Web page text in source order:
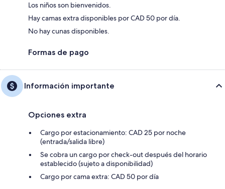
Los niños son bienvenidos.
Hay camas extra disponibles por CAD 50 por día.
No hay cunas disponibles.
Formas de pago
Información importante
Opciones extra
Cargo por estacionamiento: CAD 25 por noche
(entrada/salida libre)
Se cobra un cargo por check-out después del horario
establecido (sujeto a disponibilidad)
Cargo por cama extra: CAD 50 por día